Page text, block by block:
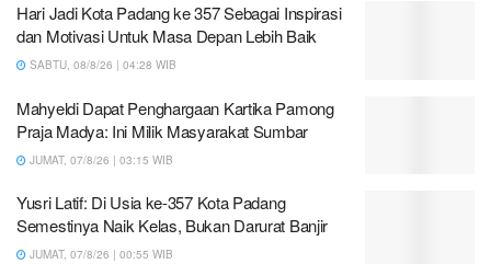
Hari Jadi Kota Padang ke 357 Sebagai Inspirasi
dan Motivasi Untuk Masa Depan Lebih Baik
SABTU, 08/8/26 | 04:28 WIB
Mahyeldi Dapat Penghargaan Kartika Pamong
Praja Madya: Ini Milik Masyarakat Sumbar
JUMAT, 07/8/26 | 03:15 WIB
Yusri Latif: Di Usia ke-357 Kota Padang
Semestinya Naik Kelas, Bukan Darurat Banjir
JUMAT, 07/8/26 | 00:55 WIB